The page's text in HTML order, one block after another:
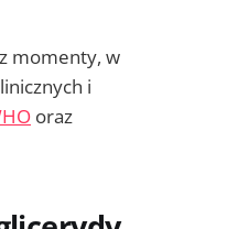
momenty, w
i
oraz